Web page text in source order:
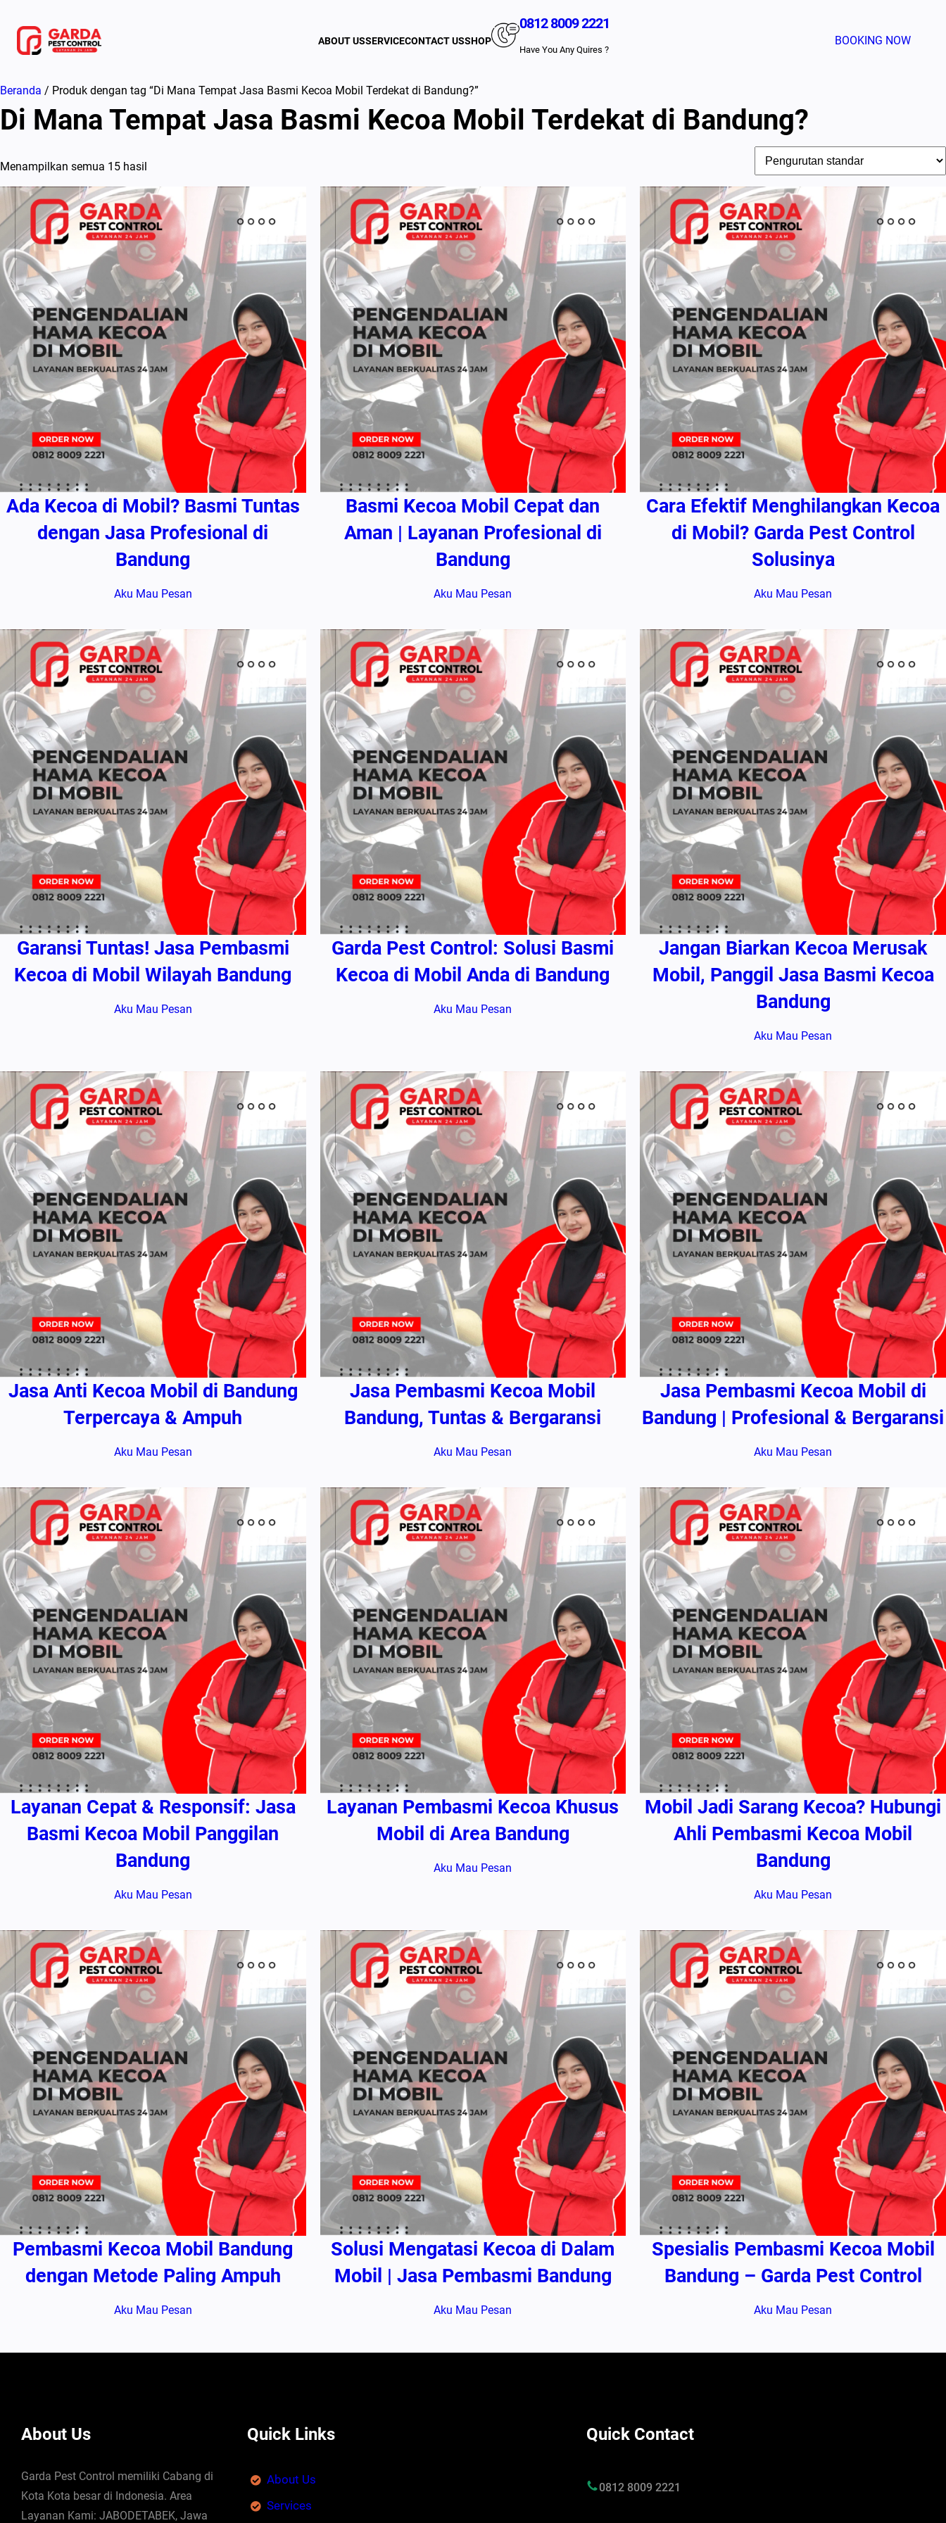
konten
ABOUT USSERVICECONTACT USSHOP
0812 8009 2221
Have You Any Quires ?
BOOKING NOW
Beranda / Produk dengan tag “Di Mana Tempat Jasa Basmi Kecoa Mobil Terdekat di Bandung?”
Di Mana Tempat Jasa Basmi Kecoa Mobil Terdekat di Bandung?
Menampilkan semua 15 hasil
Ada Kecoa di Mobil? Basmi Tuntas
dengan Jasa Profesional di
Bandung
Aku Mau Pesan
Basmi Kecoa Mobil Cepat dan
Aman | Layanan Profesional di
Bandung
Aku Mau Pesan
Cara Efektif Menghilangkan Kecoa
di Mobil? Garda Pest Control
Solusinya
Aku Mau Pesan
Garansi Tuntas! Jasa Pembasmi
Kecoa di Mobil Wilayah Bandung
Aku Mau Pesan
Garda Pest Control: Solusi Basmi
Kecoa di Mobil Anda di Bandung
Aku Mau Pesan
Jangan Biarkan Kecoa Merusak
Mobil, Panggil Jasa Basmi Kecoa
Bandung
Aku Mau Pesan
Jasa Anti Kecoa Mobil di Bandung
Terpercaya & Ampuh
Aku Mau Pesan
Jasa Pembasmi Kecoa Mobil
Bandung, Tuntas & Bergaransi
Aku Mau Pesan
Jasa Pembasmi Kecoa Mobil di
Bandung | Profesional & Bergaransi
Aku Mau Pesan
Layanan Cepat & Responsif: Jasa
Basmi Kecoa Mobil Panggilan
Bandung
Aku Mau Pesan
Layanan Pembasmi Kecoa Khusus
Mobil di Area Bandung
Aku Mau Pesan
Mobil Jadi Sarang Kecoa? Hubungi
Ahli Pembasmi Kecoa Mobil
Bandung
Aku Mau Pesan
Pembasmi Kecoa Mobil Bandung
dengan Metode Paling Ampuh
Aku Mau Pesan
Solusi Mengatasi Kecoa di Dalam
Mobil | Jasa Pembasmi Bandung
Aku Mau Pesan
Spesialis Pembasmi Kecoa Mobil
Bandung – Garda Pest Control
Aku Mau Pesan
About Us
Garda Pest Control memiliki Cabang di
Kota Kota besar di Indonesia. Area
Layanan Kami: JABODETABEK, Jawa
Quick Links
About Us
Services
Quick Contact
0812 8009 2221